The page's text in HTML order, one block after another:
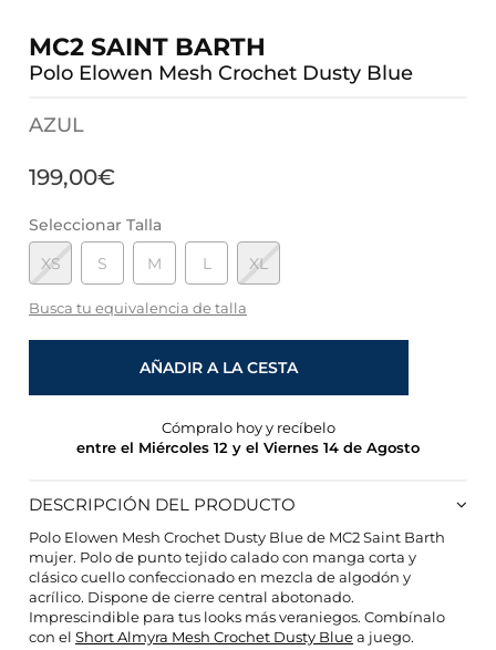
MC2 SAINT BARTH
Polo Elowen Mesh Crochet Dusty Blue
AZUL
199,00€
Seleccionar Talla
XS
S M L XL
Busca tu equivalencia de talla
AÑADIR A LA CESTA
Cómpralo hoy y recíbelo
entre el Miércoles 12 y el Viernes 14 de Agosto
DESCRIPCIÓN DEL PRODUCTO
Polo Elowen Mesh Crochet Dusty Blue de MC2 Saint Barth
mujer. Polo de punto tejido calado con manga corta y
clásico cuello confeccionado en mezcla de algodón y
acrílico. Dispone de cierre central abotonado.
Imprescindible para tus looks más veraniegos. Combínalo
con el Short Almyra Mesh Crochet Dusty Bluea juego.
CONFIGURACIÓN DE COOKIES
HABILITAR TODO RECHAZAR TODO